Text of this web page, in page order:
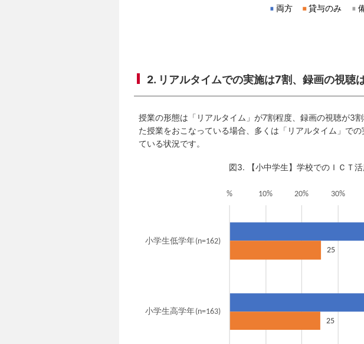
2. リアルタイムでの実施は7割、録画の視聴
授業の形態は「リアルタイム」が7割程度、録画の視聴が3
た授業をおこなっている場合、多くは「リアルタイム」で
ている状況です。
図3. 【小中学生】学校でのＩＣＴ